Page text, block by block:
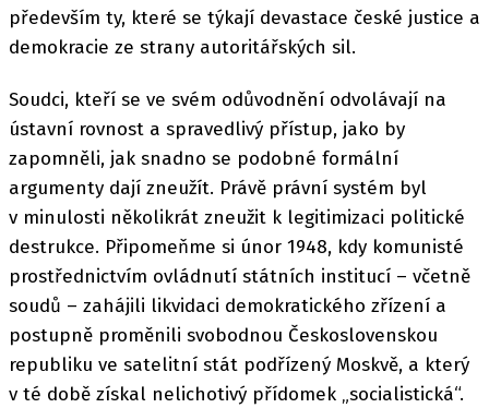
především ty, které se týkají devastace české justice a
demokracie ze strany autoritářských sil.
Soudci, kteří se ve svém odůvodnění odvolávají na
ústavní rovnost a spravedlivý přístup, jako by
zapomněli, jak snadno se podobné formální
argumenty dají zneužít. Právě právní systém byl
v minulosti několikrát zneužit k legitimizaci politické
destrukce. Připomeňme si únor 1948, kdy komunisté
prostřednictvím ovládnutí státních institucí – včetně
soudů – zahájili likvidaci demokratického zřízení a
postupně proměnili svobodnou Československou
republiku ve satelitní stát podřízený Moskvě, a který
v té době získal nelichotivý přídomek „socialistická“.